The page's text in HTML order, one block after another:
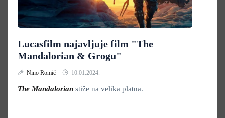
Lucasfilm najavljuje film "The
Mandalorian & Grogu"
Nino Romić 10.01.2024.
The Mandalorian stiže na velika platna.